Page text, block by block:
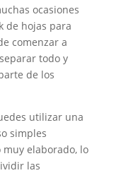
ocasiones
de hojas para
comenzar a
todo y
de los
utilizar una
simples
elaborado, lo
las